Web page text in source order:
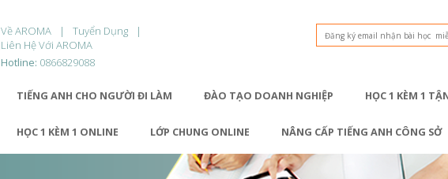
Về AROMA
Tuyển Dụng
Liên Hệ Với AROMA
Hotline: 0866829088
TIẾNG ANH CHO NGƯỜI ĐI LÀM ĐÀO TẠO DOANH NGHIỆP HỌC 1 KÈM 1
HỌC 1 KÈM 1 ONLINE LỚP CHUNG ONLINE NÂNG CẤP TIẾNG ANH CÔNG SỞ